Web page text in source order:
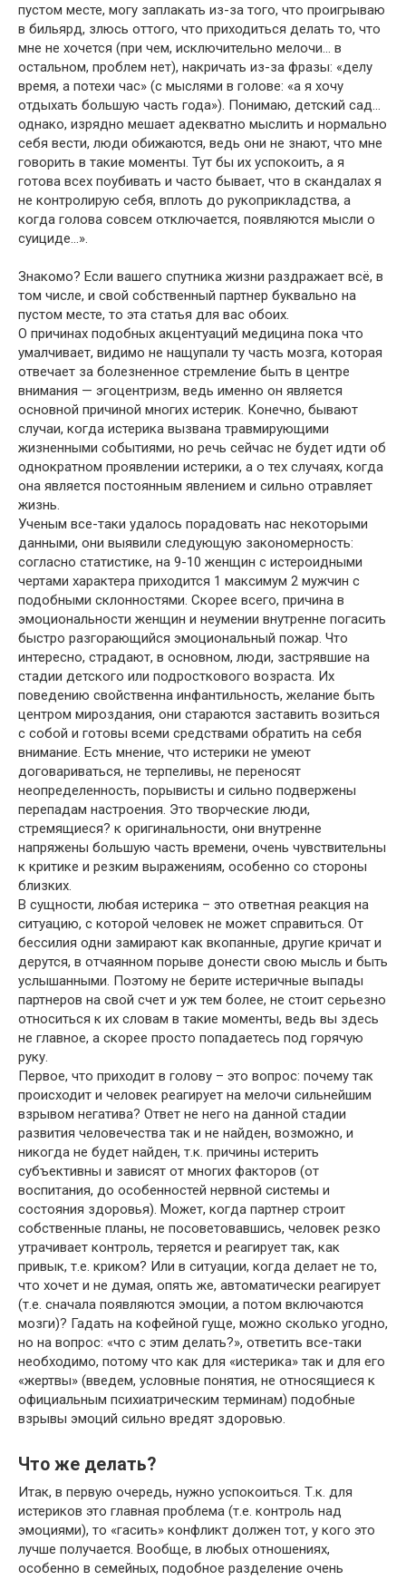
пустом месте, могу заплакать из-за того, что проигрываю
в бильярд, злюсь оттого, что приходиться делать то, что
мне не хочется (при чем, исключительно мелочи… в
остальном, проблем нет), накричать из-за фразы: «делу
время, а потехи час» (с мыслями в голове: «а я хочу
отдыхать большую часть года»). Понимаю, детский сад…
однако, изрядно мешает адекватно мыслить и нормально
себя вести, люди обижаются, ведь они не знают, что мне
говорить в такие моменты. Тут бы их успокоить, а я
готова всех поубивать и часто бывает, что в скандалах я
не контролирую себя, вплоть до рукоприкладства, а
когда голова совсем отключается, появляются мысли о
суициде…».
Знакомо? Если вашего спутника жизни раздражает всё, в
том числе, и свой собственный партнер буквально на
пустом месте, то эта статья для вас обоих.
О причинах подобных акцентуаций медицина пока что
умалчивает, видимо не нащупали ту часть мозга, которая
отвечает за болезненное стремление быть в центре
внимания — эгоцентризм, ведь именно он является
основной причиной многих истерик. Конечно, бывают
случаи, когда истерика вызвана травмирующими
жизненными событиями, но речь сейчас не будет идти об
однократном проявлении истерики, а о тех случаях, когда
она является постоянным явлением и сильно отравляет
жизнь.
Ученым все-таки удалось порадовать нас некоторыми
данными, они выявили следующую закономерность:
согласно статистике, на 9-10 женщин с истероидными
чертами характера приходится 1 максимум 2 мужчин с
подобными склонностями. Скорее всего, причина в
эмоциональности женщин и неумении внутренне погасить
быстро разгорающийся эмоциональный пожар. Что
интересно, страдают, в основном, люди, застрявшие на
стадии детского или подросткового возраста. Их
поведению свойственна инфантильность, желание быть
центром мироздания, они стараются заставить возиться
с собой и готовы всеми средствами обратить на себя
внимание. Есть мнение, что истерики не умеют
договариваться, не терпеливы, не переносят
неопределенность, порывисты и сильно подвержены
перепадам настроения. Это творческие люди,
стремящиеся? к оригинальности, они внутренне
напряжены большую часть времени, очень чувствительны
к критике и резким выражениям, особенно со стороны
близких.
В сущности, любая истерика – это ответная реакция на
ситуацию, с которой человек не может справиться. От
бессилия одни замирают как вкопанные, другие кричат и
дерутся, в отчаянном порыве донести свою мысль и быть
услышанными. Поэтому не берите истеричные выпады
партнеров на свой счет и уж тем более, не стоит серьезно
относиться к их словам в такие моменты, ведь вы здесь
не главное, а скорее просто попадаетесь под горячую
руку.
Первое, что приходит в голову – это вопрос: почему так
происходит и человек реагирует на мелочи сильнейшим
взрывом негатива? Ответ не него на данной стадии
развития человечества так и не найден, возможно, и
никогда не будет найден, т.к. причины истерить
субъективны и зависят от многих факторов (от
воспитания, до особенностей нервной системы и
состояния здоровья). Может, когда партнер строит
собственные планы, не посоветовавшись, человек резко
утрачивает контроль, теряется и реагирует так, как
привык, т.е. криком? Или в ситуации, когда делает не то,
что хочет и не думая, опять же, автоматически реагирует
(т.е. сначала появляются эмоции, а потом включаются
мозги)? Гадать на кофейной гуще, можно сколько угодно,
но на вопрос: «что с этим делать?», ответить все-таки
необходимо, потому что как для «истерика» так и для его
«жертвы» (введем, условные понятия, не относящиеся к
официальным психиатрическим терминам) подобные
взрывы эмоций сильно вредят здоровью.
Что же делать?
Итак, в первую очередь, нужно успокоиться. Т.к. для
истериков это главная проблема (т.е. контроль над
эмоциями), то «гасить» конфликт должен тот, у кого это
лучше получается. Вообще, в любых отношениях,
особенно в семейных, подобное разделение очень